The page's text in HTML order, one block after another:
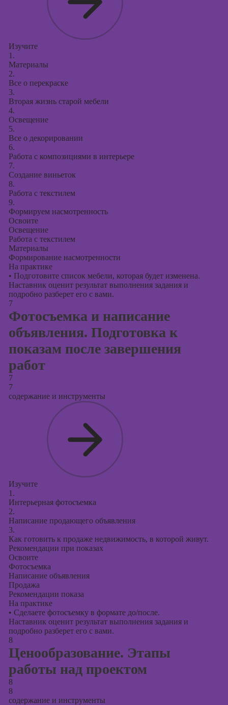
Изучите
1.
Материалы
2.
Все о перекраске
3.
Вторая жизнь старой мебели
4.
Освещение
5.
Все о декорировании
6.
Работа с композициями в интерьере
7.
Создание виньеток
8.
Работа с текстилем
9.
Формируем насмотренность
Освоите
Освещение
Работа с текстилем
Материалы
Формирование насмотренности
На практике
• Подготовите список мебели, которая будет изменена.
Наставник оценит результат выполнения задания и
подробно разберет его с вами.
7
Фотосъемка и написание
объявления. Подготовка к
показам после завершения
работ
7
7
содержание и инструменты
Изучите
1.
Интерьерная фотосъемка
2.
Написание продающего объявления
3.
Как готовить к продаже недвижимость, в которой живут.
Рекомендации при показах
Освоите
Фотосъемка
Написание объявления
Продажа
Рекомендации показа
На практике
• Сделаете фотосъемку в формате до/после.
Наставник оценит результат выполнения задания и
подробно разберет его с вами.
8
Ценообразование. Этапы
работы над проектом
8
8
содержание и инструменты